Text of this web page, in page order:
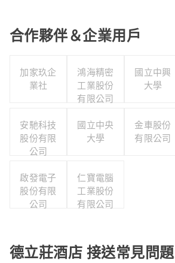
合作夥伴＆企業用戶
加家玖企
業社
鴻海精密
工業股份
有限公司
國立中興
大學
安馳科技
股份有限
公司
國立中央
大學
金車股份
有限公司
啟發電子
股份有限
公司
仁寶電腦
工業股份
有限公司
德立莊酒店 接送常見問題